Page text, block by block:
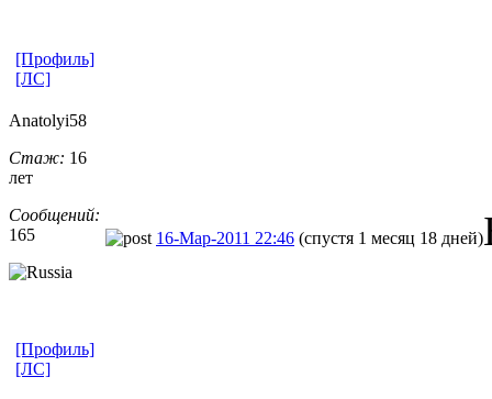
[Профиль]
[ЛС]
Anatolyi58
Стаж: 16
лет
Сообщений:
165
16-Мар-2011 22:46 (спустя 1 месяц 18 дней)
[Профиль]
[ЛС]